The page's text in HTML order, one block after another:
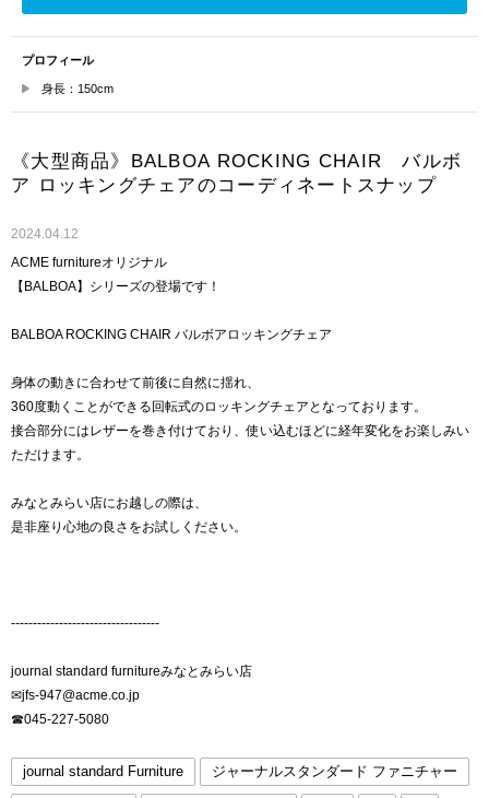
プロフィール
身長：150cm
《大型商品》BALBOA ROCKING CHAIR バルボ
ア ロッキングチェアのコーディネートスナップ
2024.04.12
ACME furnitureオリジナル
【BALBOA】シリーズの登場です！
BALBOA ROCKING CHAIR バルボアロッキングチェア
身体の動きに合わせて前後に自然に揺れ、
360度動くことができる回転式のロッキングチェアとなっております。
接合部分にはレザーを巻き付けており、使い込むほどに経年変化をお楽しみい
ただけます。
みなとみらい店にお越しの際は、
是非座り心地の良さをお試しください。
----------------------------------
journal standard furnitureみなとみらい店
✉︎jfs-947@acme.co.jp
☎︎045-227-5080
journal standard Furniture ジャーナルスタンダード ファニチャー